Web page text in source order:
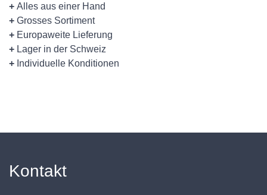
+ Alles aus einer Hand
+ Grosses Sortiment
+ Europaweite Lieferung
+ Lager in der Schweiz
+ Individuelle Konditionen
Kontakt